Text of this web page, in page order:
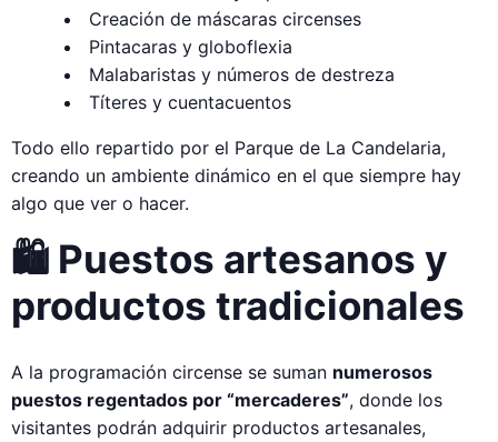
Creación de máscaras circenses
Pintacaras y globoflexia
Malabaristas y números de destreza
Títeres y cuentacuentos
Todo ello repartido por el Parque de La Candelaria,
creando un ambiente dinámico en el que siempre hay
algo que ver o hacer.
🛍️ Puestos artesanos y
productos tradicionales
A la programación circense se suman numerosos
puestos regentados por “mercaderes”, donde los
visitantes podrán adquirir productos artesanales,